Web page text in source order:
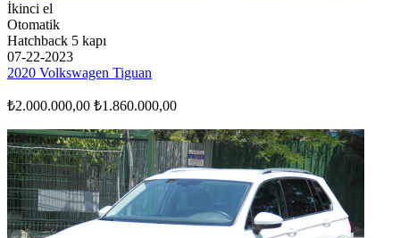
İkinci el
Otomatik
Hatchback 5 kapı
07-22-2023
2020 Volkswagen Tiguan
₺2.000.000,00 ₺1.860.000,00